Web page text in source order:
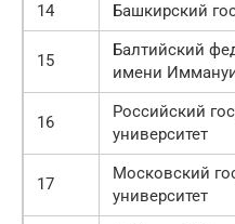
14
Башкирский
15
Балтийский
имени
16
Российский
университет
17
Московский
университет